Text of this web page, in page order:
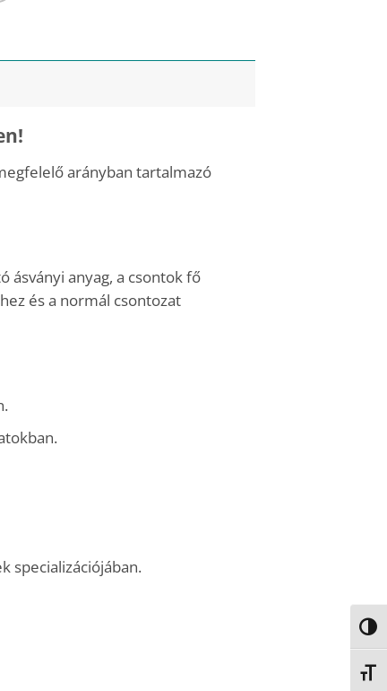
arányban tartalmazó
ásványi anyag, a csontok fő
és a normál csontozat
specializációjában.